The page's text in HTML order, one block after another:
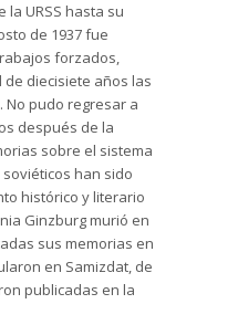
la URSS hasta su
de 1937 fue
forzados,
diecisiete años las
No pudo regresar a
después de la
sobre el sistema
han sido
histórico y literario
Ginzburg murió en
sus memorias en
en Samizdat, de
publicadas en la